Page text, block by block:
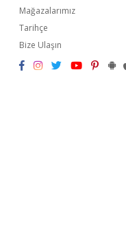
Mağazalarımız
Tarihçe
Bize Ulaşın